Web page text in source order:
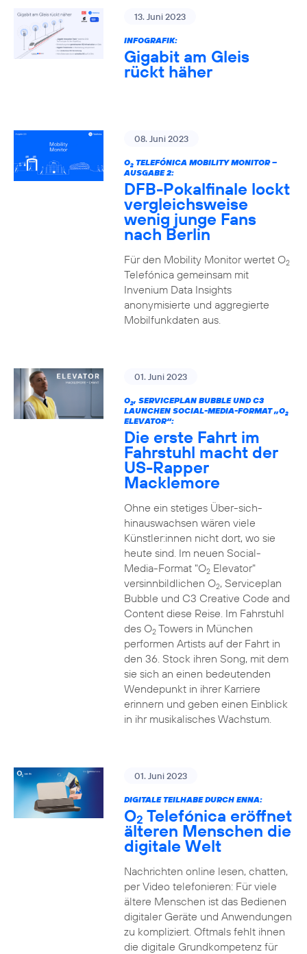
13. Juni 2023
INFOGRAFIK:
Gigabit am Gleis
rückt häher
08. Juni 2023
O2TELEFÓNICA MOBILITY MONITOR –
AUSGABE 2:
DFB-Pokalfinale lockt
vergleichsweise
wenig junge Fans
nach Berlin
Für den Mobility Monitor wertet O2
Telefónica gemeinsam mit
Invenium Data Insights
anonymisierte und aggregierte
Mobilfunkdaten aus.
01. Juni 2023
O2, SERVICEPLAN BUBBLE UND C3
LAUNCHEN SOCIAL-MEDIA-FORMAT „O2
ELEVATOR“:
Die erste Fahrt im
Fahrstuhl macht der
US-Rapper
Macklemore
Ohne ein stetiges Über-sich-
hinauswachsen wären viele
Künstler:innen nicht dort, wo sie
heute sind. Im neuen Social-
Media-Format "O2Elevator"
versinnbildlichen O2, Serviceplan
Bubble und C3 Creative Code and
Content diese Reise. Im Fahrstuhl
des O2Towers in München
performen Artists auf der Fahrt in
den 36. Stock ihren Song, mit dem
sie sich an einen bedeutenden
Wendepunkt in ihrer Karriere
erinnern und geben einen Einblick
in ihr musikalisches Wachstum.
01. Juni 2023
DIGITALE TEILHABE DURCH ENNA:
O2 Telefónica eröffnet
älteren Menschen die
digitale Welt
Nachrichten online lesen, chatten,
per Video telefonieren: Für viele
ältere Menschen ist das Bedienen
digitaler Geräte und Anwendungen
zu kompliziert. Oftmals fehlt ihnen
die digitale Grundkompetenz für